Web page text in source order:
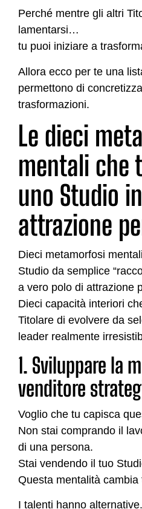
Perché mentre gli altri
lamentarsi…
tu puoi iniziare a
Allora ecco per te una
permettono di
trasformazioni.
Le dieci
mentali che
uno Studio
attrazione
Dieci metamorfosi
Studio da semplice
a vero polo di attrazione
Dieci capacità interiori
Titolare di evolvere da
leader realmente
1. Sviluppare la
venditore
Voglio che tu capisca
Non stai comprando il
di una persona.
Stai vendendo il tuo
Questa mentalità cambia
I talenti hanno